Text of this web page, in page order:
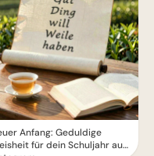
Anfang: Geduldige
für dein Schuljahr auf